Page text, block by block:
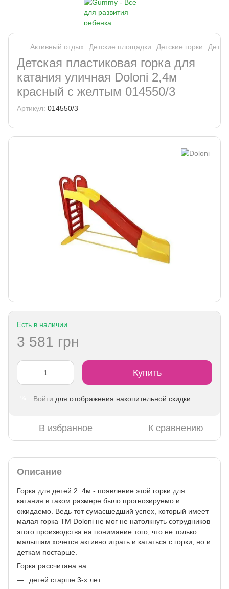
Активный отдых Детские площадки Детские горки
Детская пластиковая горка для
катания уличная Doloni 2,4м
красный с желтым 014550/3
Артикул: 014550/3
Есть в наличии
3 581 грн
Купить
Войти для отображения накопительной скидки
В избранное К сравнению
Описание
Горка для детей 2. 4м - появление этой горки для
катания в таком размере было прогнозируемо и
ожидаемо. Ведь тот сумасшедший успех, который имеет
малая горка ТМ Doloni не мог не натолкнуть сотрудников
этого производства на понимание того, что не только
малышам хочется активно играть и кататься с горки, но и
деткам постарше.
Горка рассчитана на:
детей старше 3-х лет